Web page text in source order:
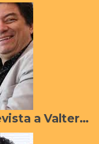
Helio Santisteba em entrevista a Valter Rios